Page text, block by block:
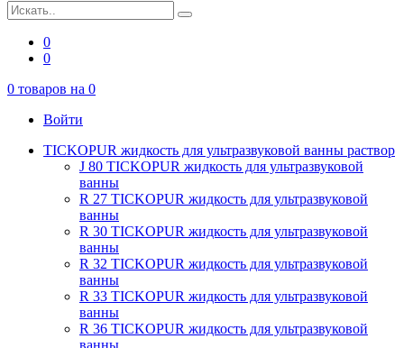
0
0
0 товаров на 0
Войти
TICKOPUR жидкость для ультразвуковой ванны раствор
J 80 TICKOPUR жидкость для ультразвуковой
ванны
R 27 TICKOPUR жидкость для ультразвуковой
ванны
R 30 TICKOPUR жидкость для ультразвуковой
ванны
R 32 TICKOPUR жидкость для ультразвуковой
ванны
R 33 TICKOPUR жидкость для ультразвуковой
ванны
R 36 TICKOPUR жидкость для ультразвуковой
ванны